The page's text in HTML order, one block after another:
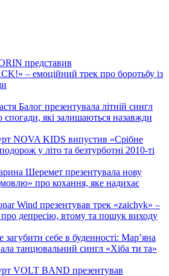
представив
– емоційний трек про боротьбу із
Балог презентувала літній сингл
які залишаються назавжди
NOVA KIDS випустив «Срібне
у літо та безтурботні 2010-ті
Шеремет презентувала нову
про кохання, яке надихає
Wind презентував трек «zaichyk» –
про депресію, втому та пошук виходу
загубити себе в буденності: Мар’яна
танцювальний сингл «Хіба ти та»
VOLT BAND презентував